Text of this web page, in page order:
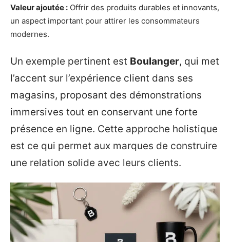
Valeur ajoutée : Offrir des produits durables et innovants,
un aspect important pour attirer les consommateurs
modernes.
Un exemple pertinent est Boulanger, qui met
l’accent sur l’expérience client dans ses
magasins, proposant des démonstrations
immersives tout en conservant une forte
présence en ligne. Cette approche holistique
est ce qui permet aux marques de construire
une relation solide avec leurs clients.